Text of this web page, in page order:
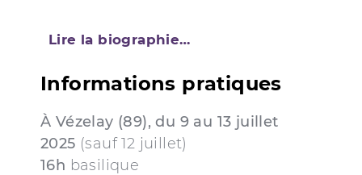
Lire la biographie…
Informations pratiques
À Vézelay (89), du 9 au 13 juillet
2025 (sauf 12 juillet)
16h basilique